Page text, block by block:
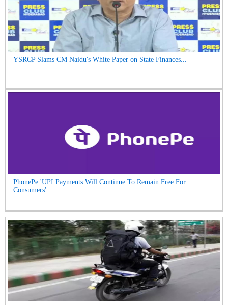
YSRCP Slams CM Naidu's White Paper on State Finances...
PhonePe 'UPI Payments Will Continue To Remain Free For
Consumers'...